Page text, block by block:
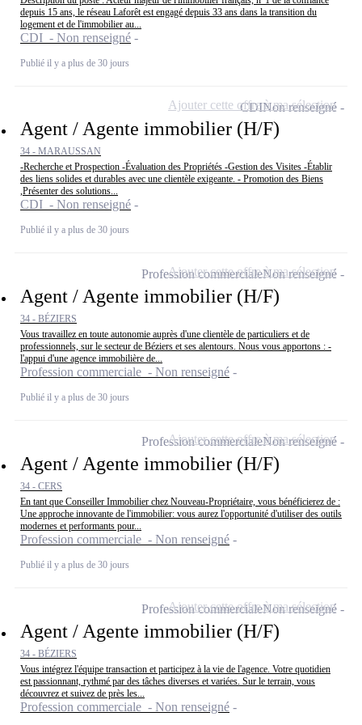
depuis 15 ans, le réseau Laforêt est engagé depuis 33 ans dans la transition du
logement et de l'immobilier au...
CDI - Non renseigné
Publié il y a plus de 30 jours
Agent / Agente immobilier (H/F)
34 - MARAUSSAN
-Recherche et Prospection -Évaluation des Propriétés -Gestion des Visites -Établir
des liens solides et durables avec une clientèle exigeante. - Promotion des Biens
,Présenter des solutions...
CDI - Non renseigné
Publié il y a plus de 30 jours
CDINon renseigné
Ajouter cette offre à ma sélection
Agent / Agente immobilier (H/F)
34 - BÉZIERS
Vous travaillez en toute autonomie auprès d'une clientèle de particuliers et de
professionnels, sur le secteur de Béziers et ses alentours. Nous vous apportons : -
l'appui d'une agence immobilière de...
Profession commerciale - Non renseigné
Publié il y a plus de 30 jours
Profession commercialeNon renseigné
Ajouter cette offre à ma sélection
Agent / Agente immobilier (H/F)
34 - CERS
En tant que Conseiller Immobilier chez Nouveau-Propriétaire, vous bénéficierez de :
Une approche innovante de l'immobilier: vous aurez l'opportunité d'utiliser des outils
modernes et performants pour...
Profession commerciale - Non renseigné
Publié il y a plus de 30 jours
Profession commercialeNon renseigné
Ajouter cette offre à ma sélection
Agent / Agente immobilier (H/F)
34 - BÉZIERS
Vous intégrez l'équipe transaction et participez à la vie de l'agence. Votre quotidien
est passionnant, rythmé par des tâches diverses et variées. Sur le terrain, vous
découvrez et suivez de près les...
Profession commerciale - Non renseigné
Profession commercialeNon renseigné
Ajouter cette offre à ma sélection